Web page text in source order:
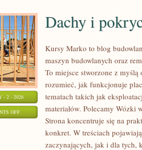
- 2 - 2026
OFFON
Dachy i
Kursy Marko to blog
maszyn budowlanych oraz
To miejsce stworzone z myślą
rozumieć, jak funkcjonuje
tematach takich jak
materiałów. Polecamy Wózki
Strona koncentruje się na
konkret. W treściach
zaczynających, jak i dla tych,